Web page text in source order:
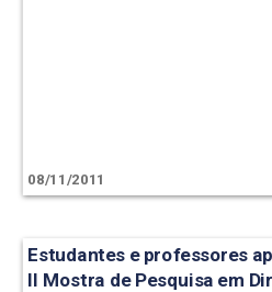
08/11/2011
Estudantes e professores
II Mostra de Pesquisa em